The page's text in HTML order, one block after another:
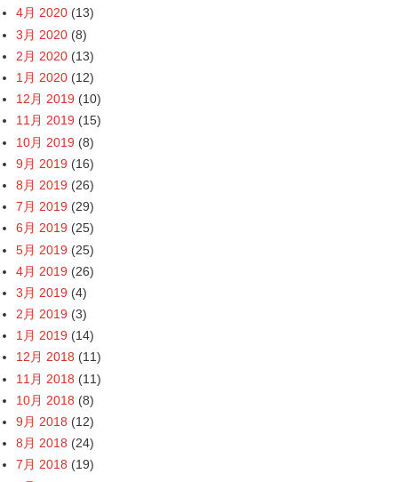
4月 2020 (13)
3月 2020 (8)
2月 2020 (13)
1月 2020 (12)
12月 2019 (10)
11月 2019 (15)
10月 2019 (8)
9月 2019 (16)
8月 2019 (26)
7月 2019 (29)
6月 2019 (25)
5月 2019 (25)
4月 2019 (26)
3月 2019 (4)
2月 2019 (3)
1月 2019 (14)
12月 2018 (11)
11月 2018 (11)
10月 2018 (8)
9月 2018 (12)
8月 2018 (24)
7月 2018 (19)